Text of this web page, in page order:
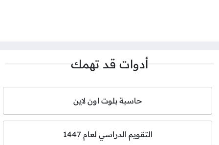
أدوات قد تهمك
حاسبة بلوت اون لاين
التقويم الدراسي لعام 1447